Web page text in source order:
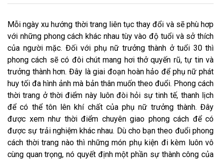
Mỗi ngày xu hướng thời trang liên tục thay đổi và sẽ phù hơp
với những phong cách khác nhau tùy vào độ tuổi và sở thích
của người mặc. Đối với phụ nữ trưởng thành ở tuổi 30 thì
phong cách sẽ có đôi chút mang hơi thở quyến rũ, tự tin và
trưởng thành hơn. Đây là giai đoạn hoàn hảo để phụ nữ phát
huy tối đa hình ảnh mà bản thân muốn theo đuổi. Phong cách
thời trang ở thời điểm này luôn đòi hỏi sự tinh tế, thanh lịch
để có thể tôn lên khí chất của phụ nữ trưởng thành. Đây
được xem như thời điểm chuyên giao phong cách để có
được sự trải nghiệm khác nhau. Dù cho bạn theo đuổi phong
cách thời trang nào thì những món phụ kiện đi kèm luôn vô
cùng quan trọng, nó quyết định một phần sự thành công của